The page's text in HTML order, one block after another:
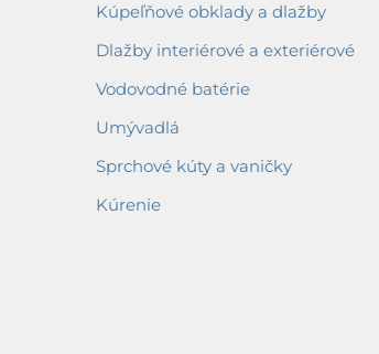
Kúpeľňové obklady a dlažby
Dlažby interiérové a exteriérové
Vodovodné batérie
Umývadlá
Sprchové kúty a vaničky
Kúrenie